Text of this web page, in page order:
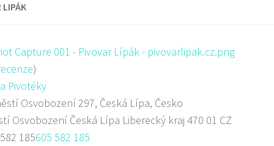
LIPÁK
)
Pivotéky
Osvobození 297, Česká Lípa, Česko
Osvobození Česká Lípa Liberecký kraj 470 01 CZ
185605 582 185